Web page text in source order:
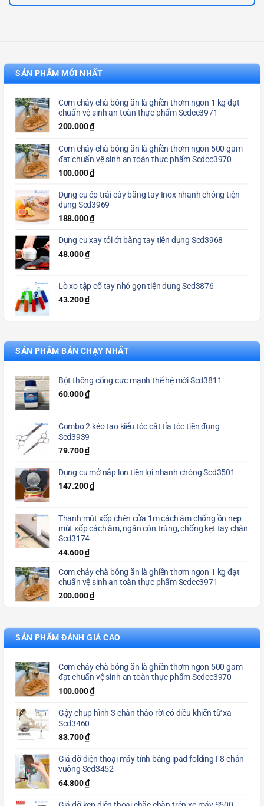
SẢN PHẨM MỚI NHẤT
Cơm cháy chà bông ăn là ghiền thơm ngon 1 kg đạt
chuẩn vệ sinh an toàn thực phẩm Scdcc3971
200.000₫
Cơm cháy chà bông ăn là ghiền thơm ngon 500 gam
đạt chuẩn vệ sinh an toàn thực phẩm Scdcc3970
100.000₫
Dụng cụ ép trái cây bằng tay Inox nhanh chóng tiện
dụng Scd3969
188.000₫
Dụng cụ xay tỏi ớt bằng tay tiện dụng Scd3968
48.000₫
Lò xo tập cổ tay nhỏ gọn tiện dụng Scd3876
43.200₫
SẢN PHẨM BÁN CHẠY NHẤT
Bột thông cống cực mạnh thế hệ mới Scd3811
60.000₫
Combo 2 kéo tạo kiểu tóc cắt tỉa tóc tiện đụng
Scd3939
79.700₫
Dụng cụ mở nắp lon tiện lợi nhanh chóng Scd3501
147.200₫
Thanh mút xốp chèn cửa 1m cách âm chống ồn nẹp
mút xốp cách âm, ngăn côn trùng, chống kẹt tay chân
Scd3174
44.600₫
Cơm cháy chà bông ăn là ghiền thơm ngon 1 kg đạt
chuẩn vệ sinh an toàn thực phẩm Scdcc3971
200.000₫
SẢN PHẨM ĐÁNH GIÁ CAO
Cơm cháy chà bông ăn là ghiền thơm ngon 500 gam
đạt chuẩn vệ sinh an toàn thực phẩm Scdcc3970
100.000₫
Gậy chụp hình 3 chân tháo rời có điều khiển từ xa
Scd3460
83.700₫
Giá đỡ điện thoại máy tính bảng ipad folding F8 chân
vuông Scd3452
64.800₫